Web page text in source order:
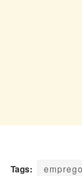
Tags: emprego